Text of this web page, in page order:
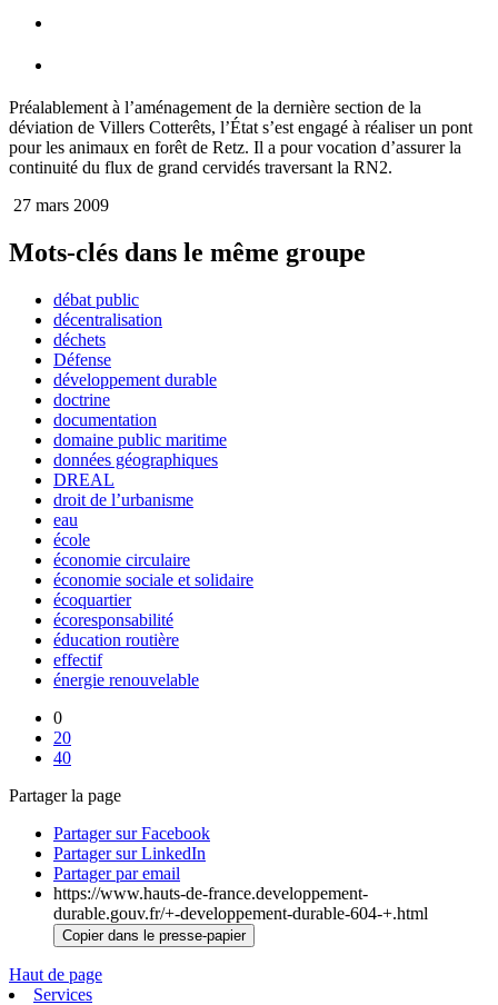
Préalablement à l’aménagement de la dernière section de la
déviation de Villers Cotterêts, l’État s’est engagé à réaliser un pont
pour les animaux en forêt de Retz. Il a pour vocation d’assurer la
continuité du flux de grand cervidés traversant la RN2.
27 mars 2009
Mots-clés dans le même groupe
débat public
décentralisation
déchets
Défense
développement durable
doctrine
documentation
domaine public maritime
données géographiques
DREAL
droit de l’urbanisme
eau
école
économie circulaire
économie sociale et solidaire
écoquartier
écoresponsabilité
éducation routière
effectif
énergie renouvelable
0
20
40
Partager la page
Partager sur Facebook
Partager sur LinkedIn
Partager par email
https://www.hauts-de-france.developpement-
durable.gouv.fr/+-developpement-durable-604-+.html
Copier dans le presse-papier
Haut de page
Services